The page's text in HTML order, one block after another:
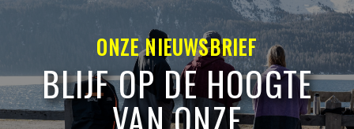
ONZE NIEUWSBRIEF
BLIJF OP DE HOOGTE